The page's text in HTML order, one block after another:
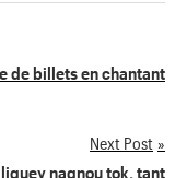
de billets en chantant
Next Post
nagnou tok, tant